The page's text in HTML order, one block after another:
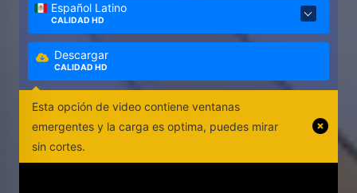
Español Latino
CALIDAD HD
Descargar
CALIDAD HD
Esta opción de video contiene ventanas
emergentes y la carga es optima, puedes mirar
sin cortes.